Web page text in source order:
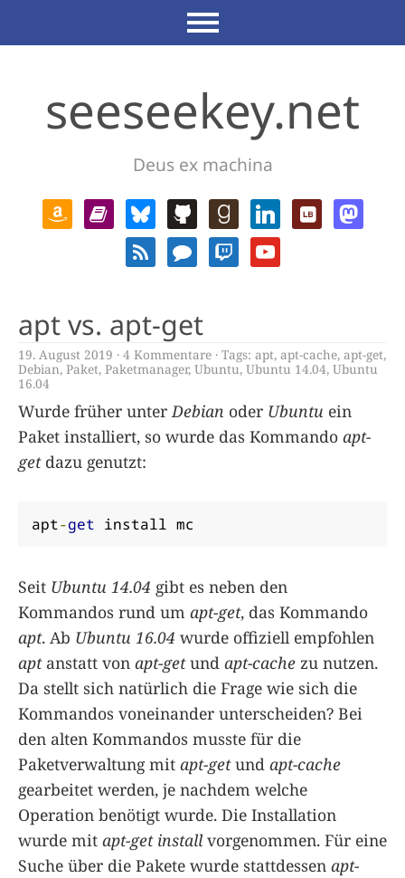
seeseekey.net
Deus ex machina
apt vs. apt-get
19. August 2019 4 Kommentare Tags: apt, apt-cache, apt-get,
Debian, Paket, Paketmanager, Ubuntu, Ubuntu 14.04, Ubuntu
16.04
Wurde früher unter Debian oder Ubuntu ein
Paket installiert, so wurde das Kommando apt-
getdazu genutzt:
apt-get install mc
Seit Ubuntu 14.04 gibt es neben den
Kommandos rund um apt-get, das Kommando
apt. Ab Ubuntu 16.04 wurde offiziell empfohlen
aptanstatt von apt-getund apt-cache zu nutzen.
Da stellt sich natürlich die Frage wie sich die
Kommandos voneinander unterscheiden? Bei
den alten Kommandos musste für die
Paketverwaltung mit apt-getund apt-cache
gearbeitet werden, je nachdem welche
Operation benötigt wurde. Die Installation
wurde mit apt-get install vorgenommen. Für eine
Suche über die Pakete wurde stattdessen apt-